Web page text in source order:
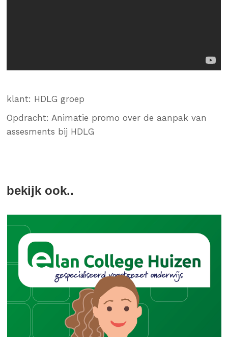
klant: HDLG groep
Opdracht: Animatie promo over de aanpak van
assesments bij HDLG
bekijk ook..